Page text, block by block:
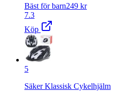
Bäst för barn249 kr
7.3
Köp
5
Säker Klassisk Cykelhjälm